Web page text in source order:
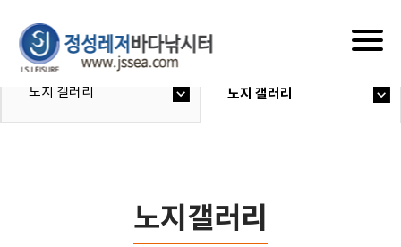
노지 갤러리 노지 갤러리
노지갤러리